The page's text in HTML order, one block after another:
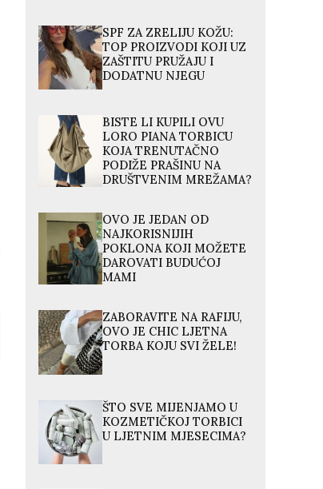
SPF ZA ZRELIJU KOŽU:
TOP PROIZVODI KOJI UZ
ZAŠTITU PRUŽAJU I
DODATNU NJEGU
BISTE LI KUPILI OVU
LORO PIANA TORBICU
KOJA TRENUTAČNO
PODIŽE PRAŠINU NA
DRUŠTVENIM MREŽAMA?
OVO JE JEDAN OD
NAJKORISNIJIH
POKLONA KOJI MOŽETE
DAROVATI BUDUĆOJ
MAMI
ZABORAVITE NA RAFIJU,
OVO JE CHIC LJETNA
TORBA KOJU SVI ŽELE!
ŠTO SVE MIJENJAMO U
KOZMETIČKOJ TORBICI
U LJETNIM MJESECIMA?